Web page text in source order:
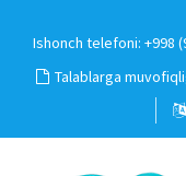
Ishonch telefoni: +998
Talablarga